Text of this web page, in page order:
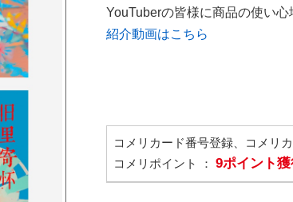
YouTuberの皆様に商品の使い
紹介動画はこちら
コメリカード番号登録、コメリ
コメリポイント ： 9ポイント